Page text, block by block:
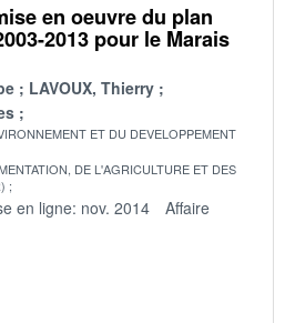
en oeuvre du plan
2013 pour le Marais
LAVOUX, Thierry
ET DU DEVELOPPEMENT
DE L'AGRICULTURE ET DES
en ligne: nov. 2014
Affaire